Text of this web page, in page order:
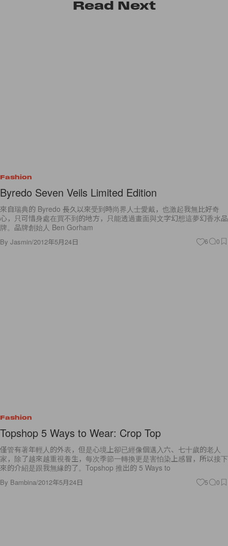
Read Next
Fashion
Byredo Seven Veils Limited Edition
來自瑞典的 Byredo 長久以來受到時尚界人士愛戴，也激起我無比好奇
心，只可惜身處在買不到的地方，只能透過畫面與文字幻想這夢幻香水品
牌。品牌創始人 Ben Gorham
By Jasmin/2012年5月24日 6 0
Fashion
Topshop 5 Ways to Wear: Crop Top
僅管有著年輕人的外表，但是心境上卻已經像個邁入六、七十歲的老人
家，除了越來越重視養生，每次季節一轉換更是害怕染上感冒，所以接下
來的介紹是跟我無緣的了。Topshop 推出的 5 Ways to
By Bambina/2012年5月24日 5 0